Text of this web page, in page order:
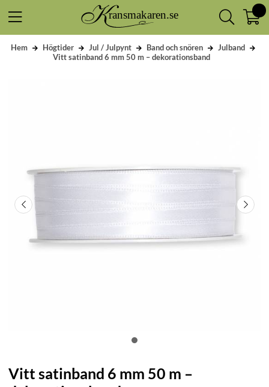
Hem Högtider Jul / Julpynt Band och snören
Julband
Vitt satinband 6 mm 50 m – dekorationsband
Vitt satinband 6 mm 50 m –